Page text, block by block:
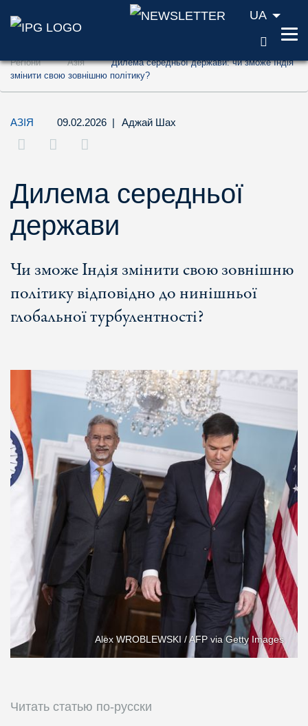
Перейти до змісту (ключ доступу '1')
Перейти до пошуку (ключ доступу '2')
UA
Регіони Азія
Дилема середньої держави: чи зможе Індія
змінити свою зовнішню політику?
АЗІЯ 09.02.2026 | Аджай Шах
Дилема середньої
держави
Чи зможе Індія змінити свою зовнішню
політику відповідно до нинішньої
глобальної турбулентності?
Alex WROBLEWSKI / AFP via Getty Images
Читать статью по-русски